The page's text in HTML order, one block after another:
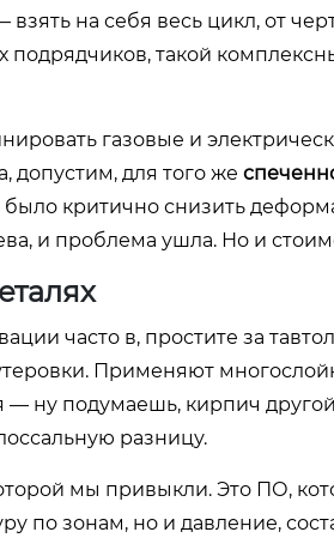
на себя весь цикл, от
подрядчиков, такой
газовые и
допустим, для того же
было критично снизить
и проблема ушла. Но и
часто в, простите за
Применяют
— ну подумаешь, кирпич
разницу.
мы привыкли. Это ПО,
по зонам, но и давление,